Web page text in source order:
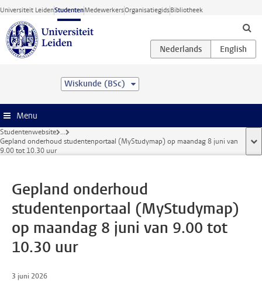
Ga direct naar de inhoud
Universiteit LeidenStudentenMedewerkersOrganisatiegidsBibliotheek
Wiskunde (BSc)
Menu
Studentenwebsite ...
Gepland onderhoud studentenportaal (MyStudymap) op maandag 8 juni van
9.00 tot 10.30 uur
Gepland onderhoud
studentenportaal (MyStudymap)
op maandag 8 juni van 9.00 tot
10.30 uur
3 juni 2026